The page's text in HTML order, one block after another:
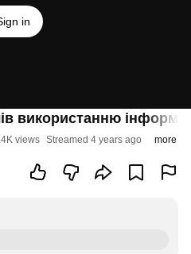
in
використанню
views Streamed 4 years ago more